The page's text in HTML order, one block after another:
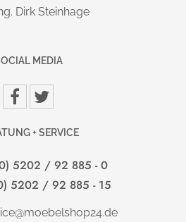
Dirk Steinhage
MEDIA
+ SERVICE
5202 / 92 885 - 0
5202 / 92 885 - 15